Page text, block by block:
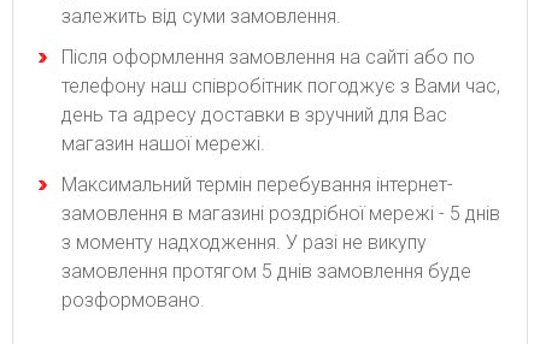
залежить від суми замовлення.
Після оформлення замовлення на сайті або по
телефону наш співробітник погоджує з Вами час,
день та адресу доставки в зручний для Вас
магазин нашої мережі.
Максимальний термін перебування інтернет-
замовлення в магазині роздрібної мережі - 5 днів
з моменту надходження. У разі не викупу
замовлення протягом 5 днів замовлення буде
розформовано.